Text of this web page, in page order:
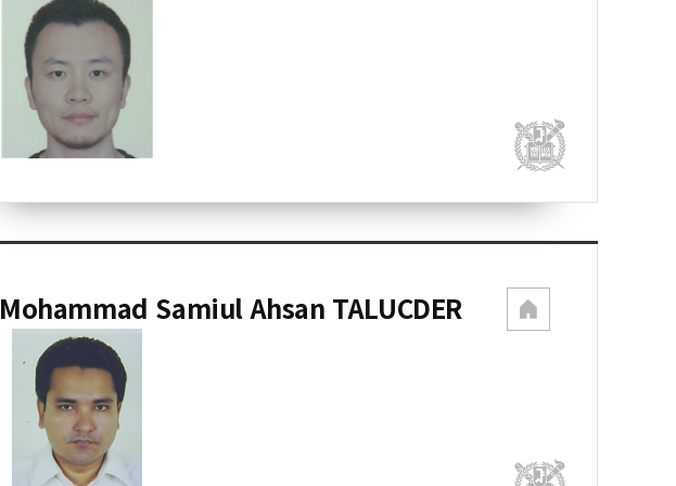
Mohammad Samiul Ahsan TALUCDER